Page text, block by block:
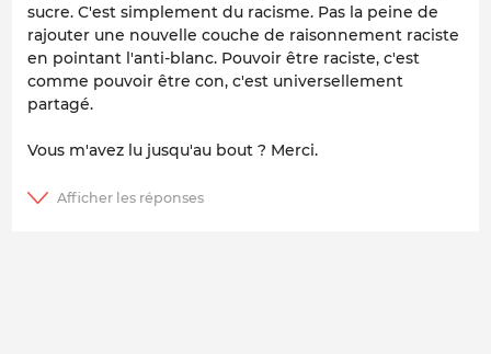
sucre. C'est simplement du racisme. Pas la peine de
rajouter une nouvelle couche de raisonnement raciste
en pointant l'anti-blanc. Pouvoir être raciste, c'est
comme pouvoir être con, c'est universellement
partagé.
Vous m'avez lu jusqu'au bout ? Merci.